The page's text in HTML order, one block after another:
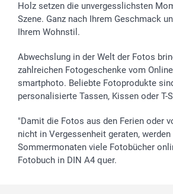
Geschenk-Gutscheine (PDF)
Partnerprogramme
Investor Relations
Widerrufsrecht
Hochzeit
Geburtstag
Zu allen Anlässen
72h Lieferung
Zahlungsmöglichkeiten
Status der Bestellung
smartfriends
smartgarantie
smartbonus
Holz setzen die unvergesslichsten
Szene. Ganz nach Ihrem Geschmack
Ihrem Wohnstil.
Abwechslung in der Welt der Fotos
zahlreichen Fotogeschenke vom
smartphoto. Beliebte Fotoprodukte
personalisierte Tassen, Kissen oder T-
"Damit die Fotos aus den Ferien oder
nicht in Vergessenheit geraten, werden
Sommermonaten viele Fotobücher
Fotobuch in DIN A4 quer.